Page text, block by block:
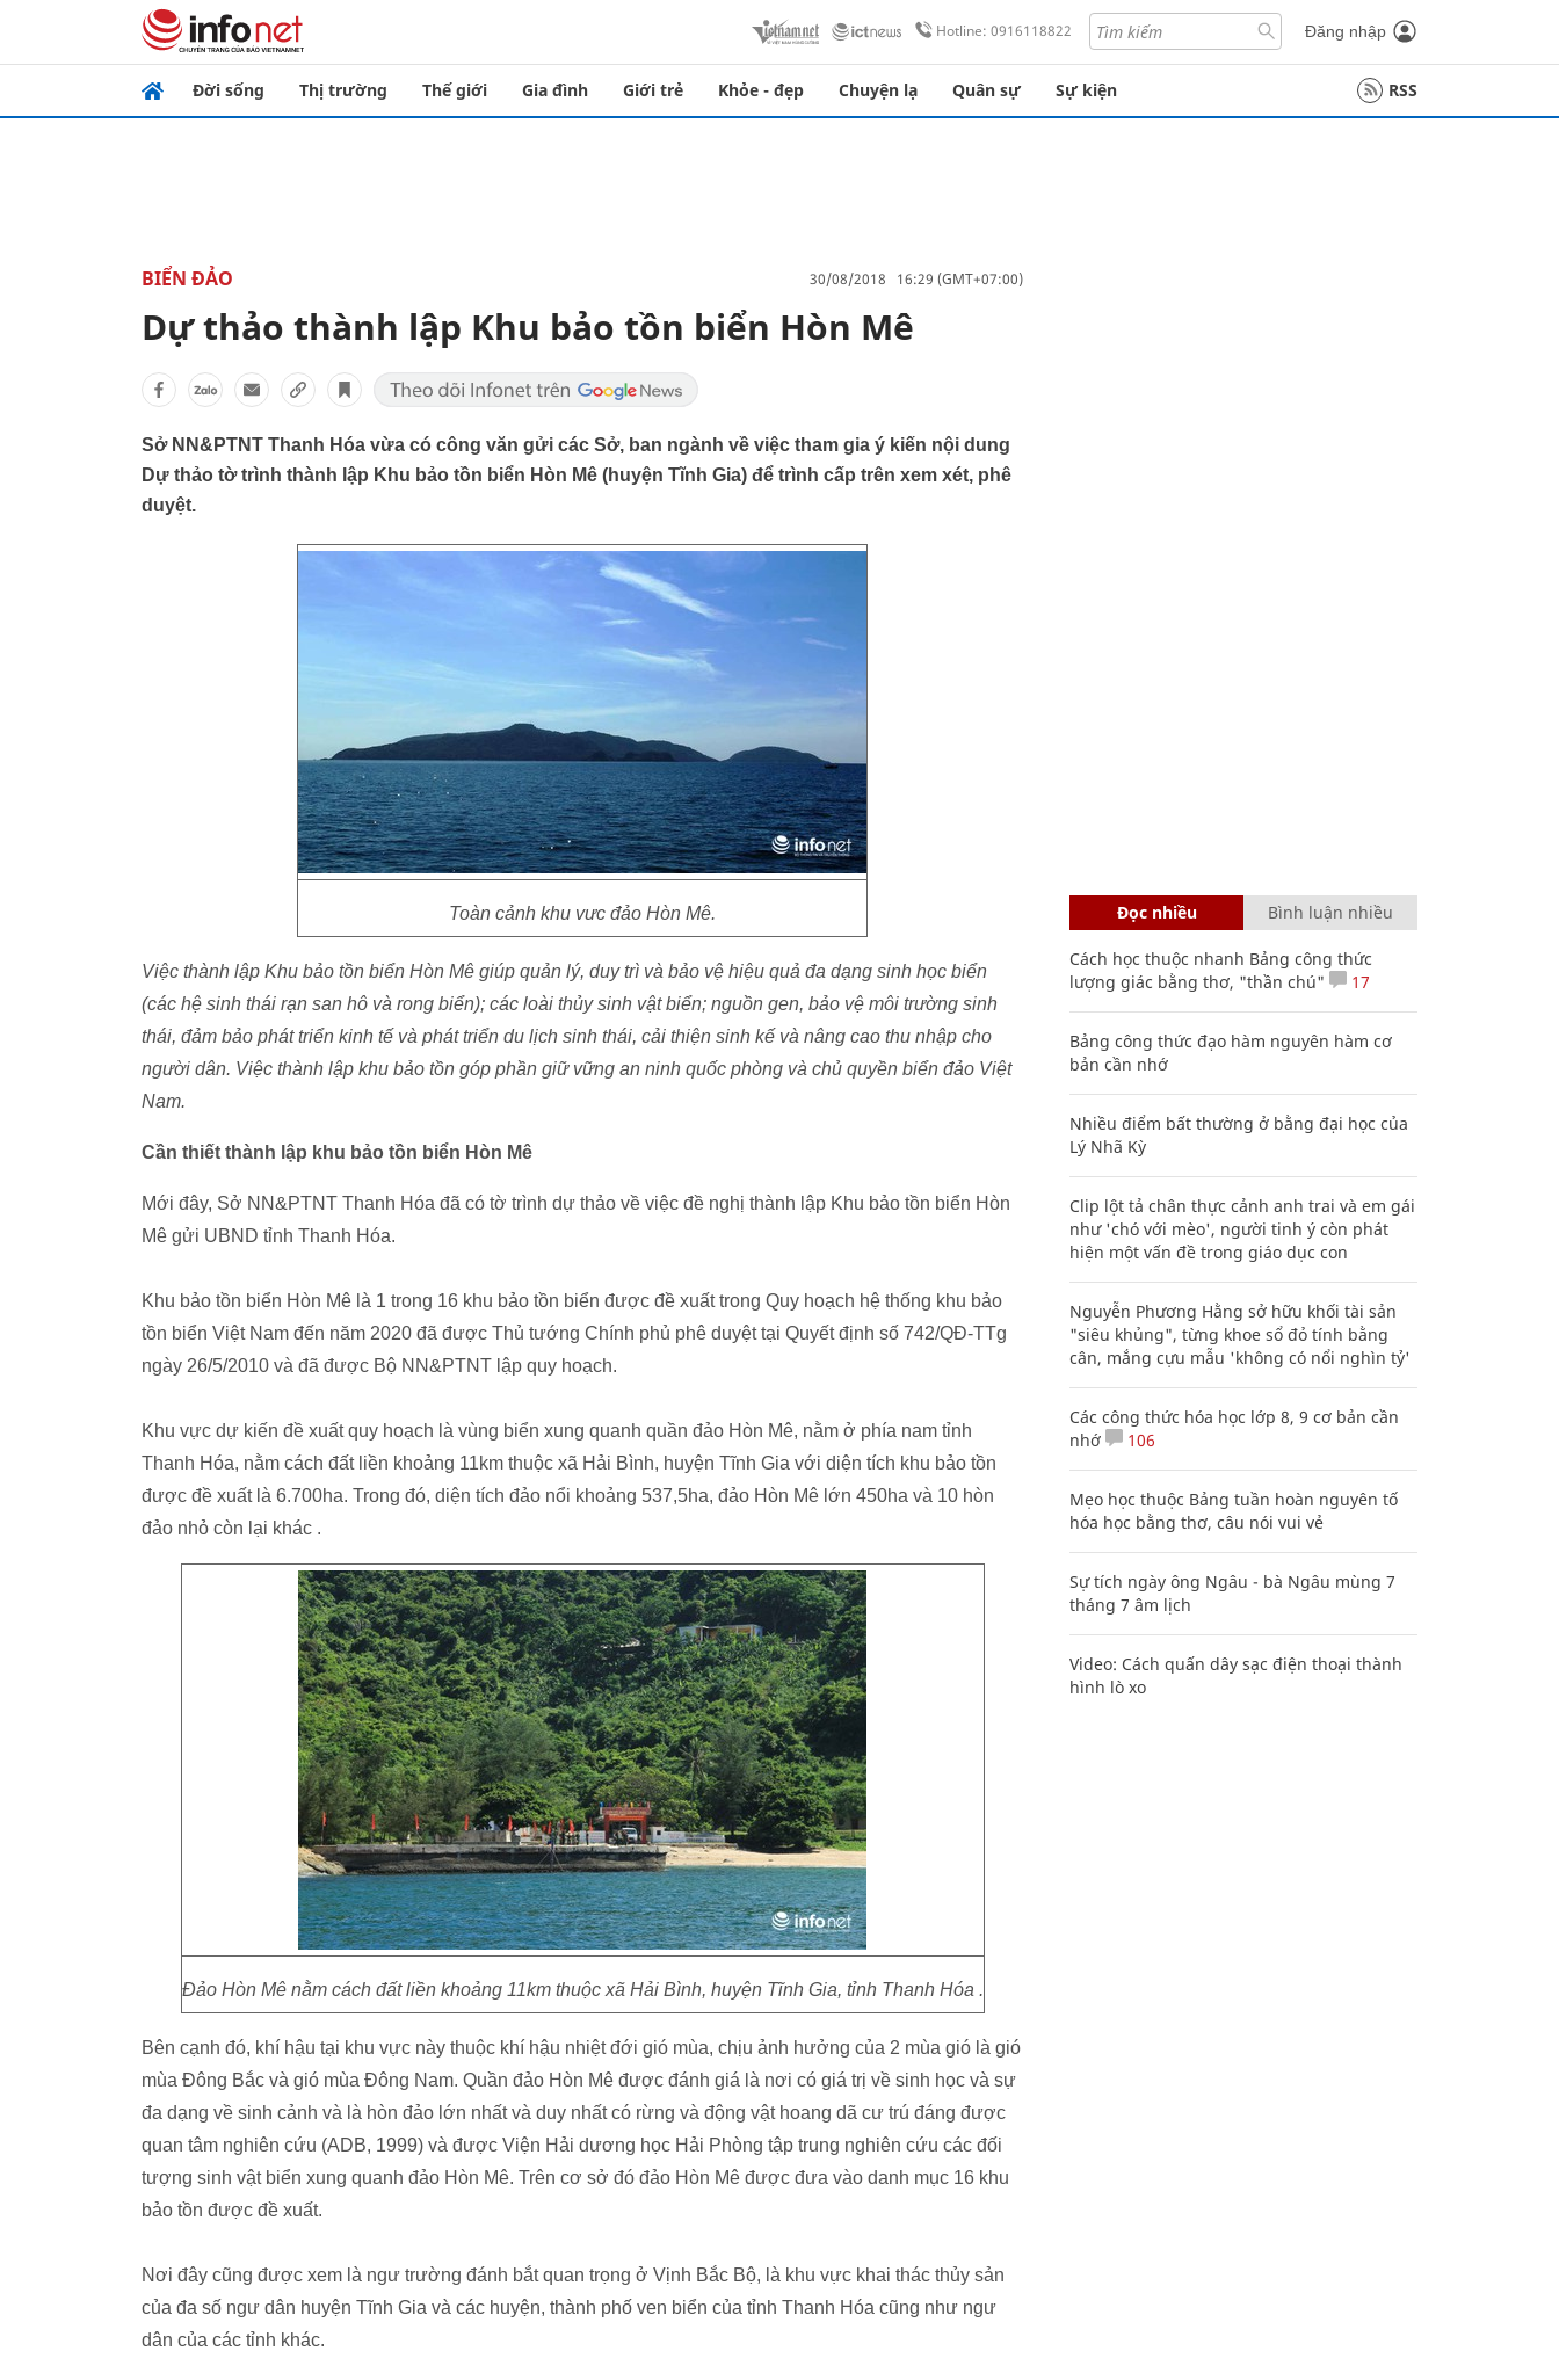
Hotline: 0916118822 Đăng nhập
Đời sống Thị trường Thế giới Gia đình Giới trẻ Khỏe - đẹp Chuyện lạ Quân sự Sự kiện RSS
BIỂN ĐẢO 30/08/2018 16:29 (GMT+07:00)
Dự thảo thành lập Khu bảo tồn biển Hòn Mê
Sở NN&PTNT Thanh Hóa vừa có công văn gửi các Sở, ban ngành về việc tham gia ý kiến nội dung
Dự thảo tờ trình thành lập Khu bảo tồn biển Hòn Mê (huyện Tĩnh Gia) để trình cấp trên xem xét, phê
duyệt.
Toàn cảnh khu vưc đảo Hòn Mê.
Việc thành lập Khu bảo tồn biển Hòn Mê giúp quản lý, duy trì và bảo vệ hiệu quả đa dạng sinh học biển
(các hệ sinh thái rạn san hô và rong biển); các loài thủy sinh vật biển; nguồn gen, bảo vệ môi trường sinh
thái, đảm bảo phát triển kinh tế và phát triển du lịch sinh thái, cải thiện sinh kế và nâng cao thu nhập cho
người dân. Việc thành lập khu bảo tồn góp phần giữ vững an ninh quốc phòng và chủ quyền biển đảo Việt
Nam.
Cần thiết thành lập khu bảo tồn biển Hòn Mê
Mới đây, Sở NN&PTNT Thanh Hóa đã có tờ trình dự thảo về việc đề nghị thành lập Khu bảo tồn biển Hòn
Mê gửi UBND tỉnh Thanh Hóa.
Khu bảo tồn biển Hòn Mê là 1 trong 16 khu bảo tồn biển được đề xuất trong Quy hoạch hệ thống khu bảo
tồn biển Việt Nam đến năm 2020 đã được Thủ tướng Chính phủ phê duyệt tại Quyết định số 742/QĐ-TTg
ngày 26/5/2010 và đã được Bộ NN&PTNT lập quy hoạch.
Khu vực dự kiến đề xuất quy hoạch là vùng biển xung quanh quần đảo Hòn Mê, nằm ở phía nam tỉnh
Thanh Hóa, nằm cách đất liền khoảng 11km thuộc xã Hải Bình, huyện Tĩnh Gia với diện tích khu bảo tồn
được đề xuất là 6.700ha. Trong đó, diện tích đảo nổi khoảng 537,5ha, đảo Hòn Mê lớn 450ha và 10 hòn
đảo nhỏ còn lại khác .
Đảo Hòn Mê nằm cách đất liền khoảng 11km thuộc xã Hải Bình, huyện Tĩnh Gia, tỉnh Thanh Hóa .
Bên cạnh đó, khí hậu tại khu vực này thuộc khí hậu nhiệt đới gió mùa, chịu ảnh hưởng của 2 mùa gió là gió
mùa Đông Bắc và gió mùa Đông Nam. Quần đảo Hòn Mê được đánh giá là nơi có giá trị về sinh học và sự
đa dạng về sinh cảnh và là hòn đảo lớn nhất và duy nhất có rừng và động vật hoang dã cư trú đáng được
quan tâm nghiên cứu (ADB, 1999) và được Viện Hải dương học Hải Phòng tập trung nghiên cứu các đối
tượng sinh vật biển xung quanh đảo Hòn Mê. Trên cơ sở đó đảo Hòn Mê được đưa vào danh mục 16 khu
bảo tồn được đề xuất.
Nơi đây cũng được xem là ngư trường đánh bắt quan trọng ở Vịnh Bắc Bộ, là khu vực khai thác thủy sản
của đa số ngư dân huyện Tĩnh Gia và các huyện, thành phố ven biển của tỉnh Thanh Hóa cũng như ngư
dân của các tỉnh khác.
Đọc nhiều Bình luận nhiều
Cách học thuộc nhanh Bảng công thức
lượng giác bằng thơ, "thần chú"
17
Bảng công thức đạo hàm nguyên hàm cơ
bản cần nhớ
Nhiều điểm bất thường ở bằng đại học của
Lý Nhã Kỳ
Clip lột tả chân thực cảnh anh trai và em gái
như 'chó với mèo', người tinh ý còn phát
hiện một vấn đề trong giáo dục con
Nguyễn Phương Hằng sở hữu khối tài sản
"siêu khủng", từng khoe sổ đỏ tính bằng
cân, mắng cựu mẫu 'không có nổi nghìn tỷ'
Các công thức hóa học lớp 8, 9 cơ bản cần
nhớ
106
Mẹo học thuộc Bảng tuần hoàn nguyên tố
hóa học bằng thơ, câu nói vui vẻ
Sự tích ngày ông Ngâu - bà Ngâu mùng 7
tháng 7 âm lịch
Video: Cách quấn dây sạc điện thoại thành
hình lò xo